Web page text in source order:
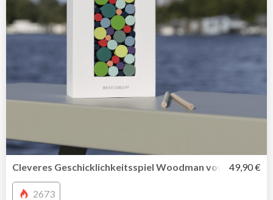
Cleveres Geschicklichkeitsspiel Woodman von 49,90 €
2673